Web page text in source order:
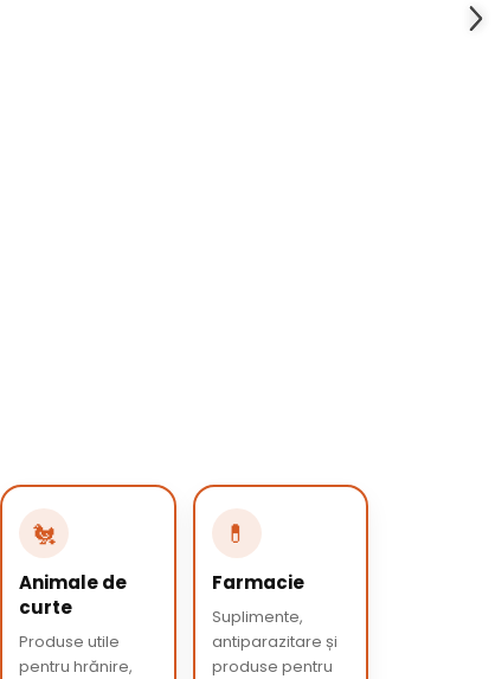
🐔
Animale de
curte
Produse utile
pentru hrănire,
💊
Farmacie
Suplimente,
antiparazitare și
produse pentru